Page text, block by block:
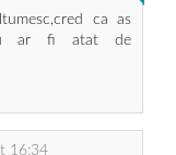
ca as
ar fi atat de
16:34